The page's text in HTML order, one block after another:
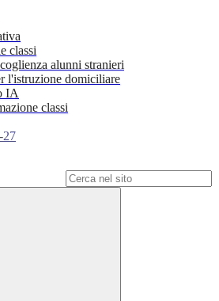
classi
alunni stranieri
l'istruzione domiciliare
IA
classi
27